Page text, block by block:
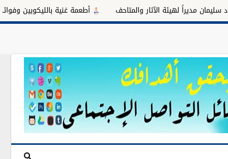
لهيئة الآثار والمتاحف أطعمة غنية بالليكوبين وفوائدها